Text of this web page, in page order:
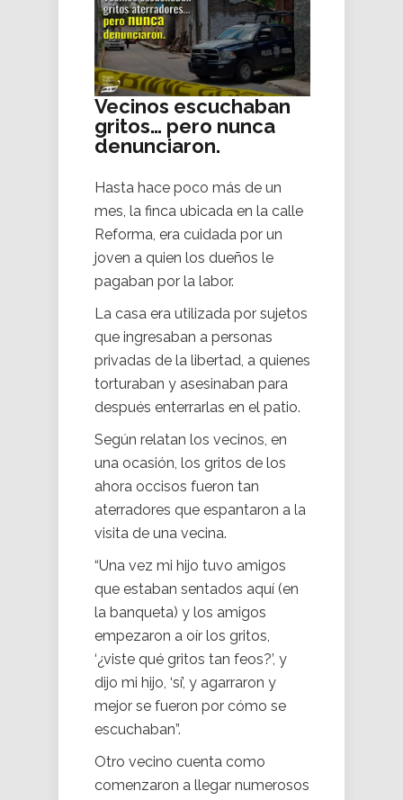
Vecinos escuchaban
gritos… pero nunca
denunciaron.
Hasta hace poco más de un
mes, la finca ubicada en la calle
Reforma, era cuidada por un
joven a quien los dueños le
pagaban por la labor.
La casa era utilizada por sujetos
que ingresaban a personas
privadas de la libertad, a quienes
torturaban y asesinaban para
después enterrarlas en el patio.
Según relatan los vecinos, en
una ocasión, los gritos de los
ahora occisos fueron tan
aterradores que espantaron a la
visita de una vecina.
“Una vez mi hijo tuvo amigos
que estaban sentados aquí (en
la banqueta) y los amigos
empezaron a oír los gritos,
‘¿viste qué gritos tan feos?’, y
dijo mi hijo, ‘sí’, y agarraron y
mejor se fueron por cómo se
escuchaban”.
Otro vecino cuenta como
comenzaron a llegar numerosos